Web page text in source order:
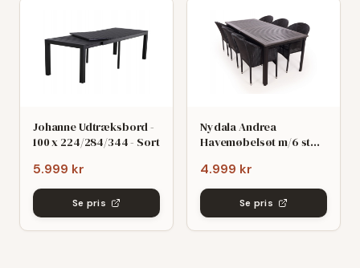
Johanne Udtræksbord -
100 x 224/284/344 - Sort
5.999 kr
Se pris
Nydala Andrea
Havemøbelsøt m/6 stole
grø/Sort
4.999 kr
Se pris